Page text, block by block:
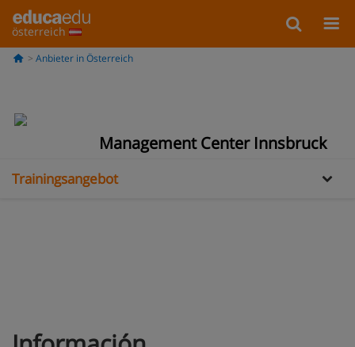
österreich
Anbieter in Österreich
Management Center Innsbruck
Trainingsangebot